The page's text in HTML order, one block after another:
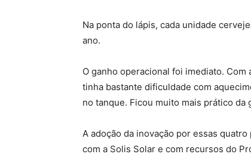
Na ponta do lápis, cada unidade
ano.
O ganho operacional foi imediato.
tinha bastante dificuldade com
no tanque. Ficou muito mais prático
A adoção da inovação por essas
com a Solis Solar e com recursos do